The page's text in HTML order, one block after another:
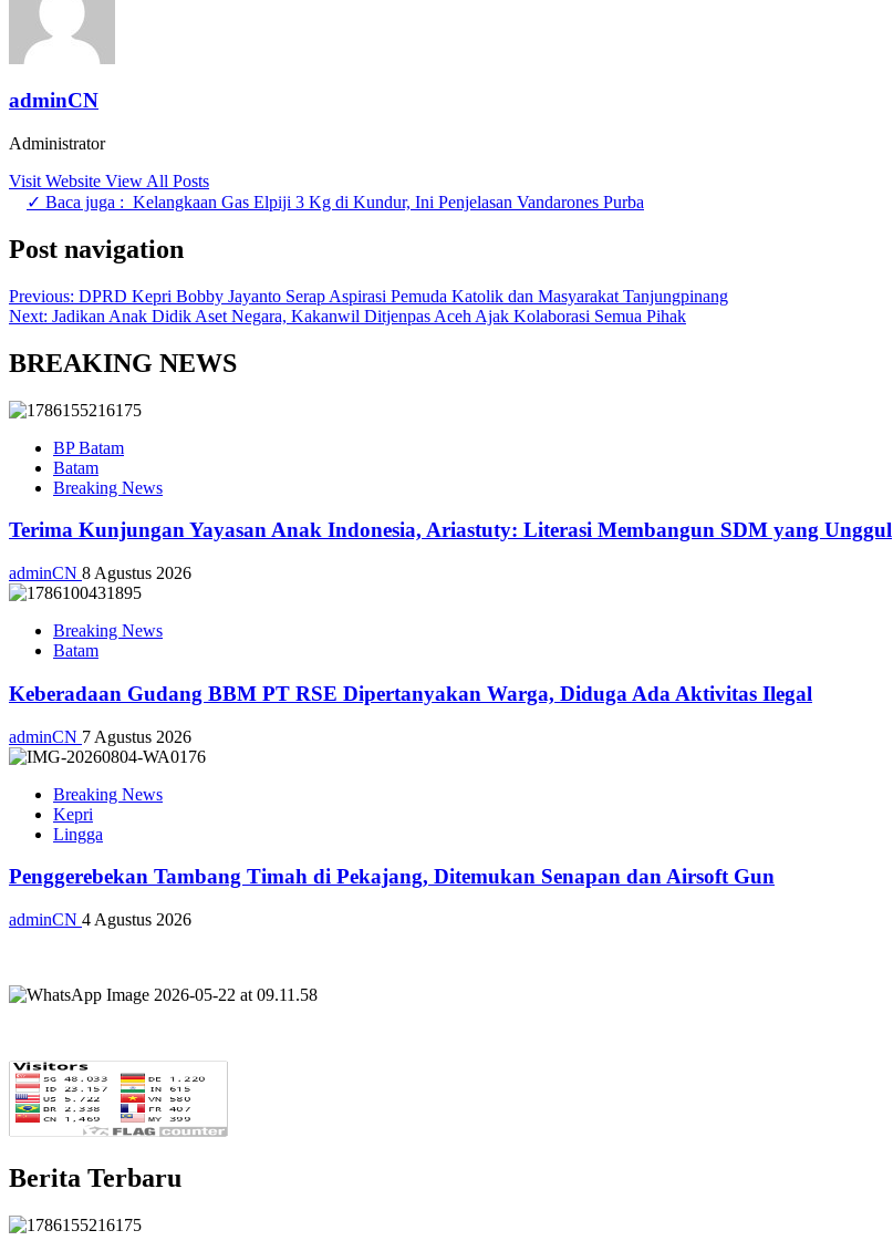
adminCN
Administrator
Visit Website View All Posts
✓ Baca juga : Kelangkaan Gas Elpiji 3 Kg di Kundur, Ini Penjelasan Vandarones Purba
Post navigation
Previous: DPRD Kepri Bobby Jayanto Serap Aspirasi Pemuda Katolik dan Masyarakat Tanjungpinang
Next: Jadikan Anak Didik Aset Negara, Kakanwil Ditjenpas Aceh Ajak Kolaborasi Semua Pihak
BREAKING NEWS
BP Batam
Batam
Breaking News
Terima Kunjungan Yayasan Anak Indonesia, Ariastuty: Literasi Membangun SDM yang Unggul
adminCN 8 Agustus 2026
Breaking News
Batam
Keberadaan Gudang BBM PT RSE Dipertanyakan Warga, Diduga Ada Aktivitas Ilegal
adminCN 7 Agustus 2026
Breaking News
Kepri
Lingga
Penggerebekan Tambang Timah di Pekajang, Ditemukan Senapan dan Airsoft Gun
adminCN 4 Agustus 2026
Berita Terbaru